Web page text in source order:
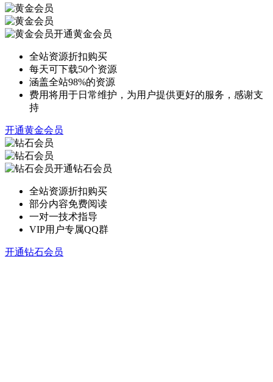
开通黄金会员
全站资源折扣购买
每天可下载50个资源
涵盖全站98%的资源
费用将用于日常维护，为用户提供更好的服务，感谢支
持
开通黄金会员
开通钻石会员
全站资源折扣购买
部分内容免费阅读
一对一技术指导
VIP用户专属QQ群
开通钻石会员